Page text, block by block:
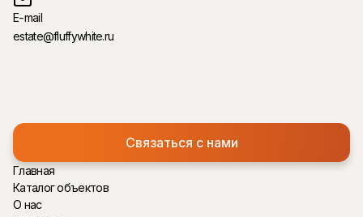
E-mail
estate@fluffywhite.ru
Связаться с нами
Главная
Каталог объектов
О нас